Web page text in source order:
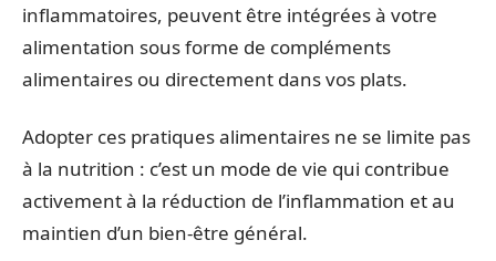
inflammatoires, peuvent être intégrées à votre
alimentation sous forme de compléments
alimentaires ou directement dans vos plats.
Adopter ces pratiques alimentaires ne se limite pas
à la nutrition : c’est un mode de vie qui contribue
activement à la réduction de l’inflammation et au
maintien d’un bien-être général.